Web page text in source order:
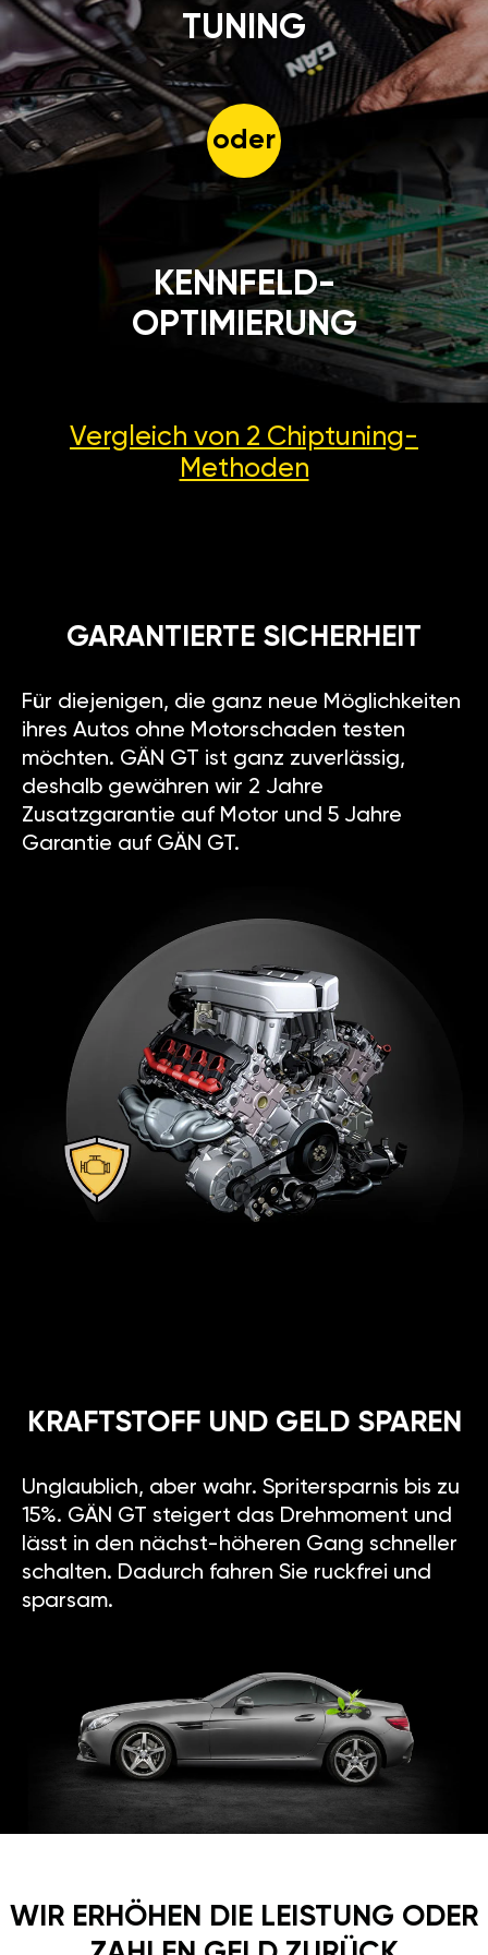
TUNING
oder
KENNFELD-
OPTIMIERUNG
Vergleich von 2 Chiptuning-
Methoden
GARANTIERTE SICHERHEIT
Für diejenigen, die ganz neue Möglichkeiten
ihres Autos ohne Motorschaden testen
möchten. GÄN GT ist ganz zuverlässig,
deshalb gewähren wir 2 Jahre
Zusatzgarantie auf Motor und 5 Jahre
Garantie auf GÄN GT.
KRAFTSTOFF UND GELD SPAREN
Unglaublich, aber wahr. Spritersparnis bis zu
15%. GÄN GT steigert das Drehmoment und
lässt in den nächst-höheren Gang schneller
schalten. Dadurch fahren Sie ruckfrei und
sparsam.
WIR ERHÖHEN DIE LEISTUNG ODER